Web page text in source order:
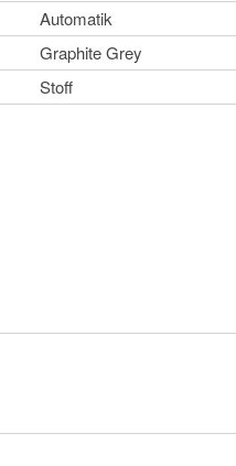
Automatik
Graphite Grey
Stoff